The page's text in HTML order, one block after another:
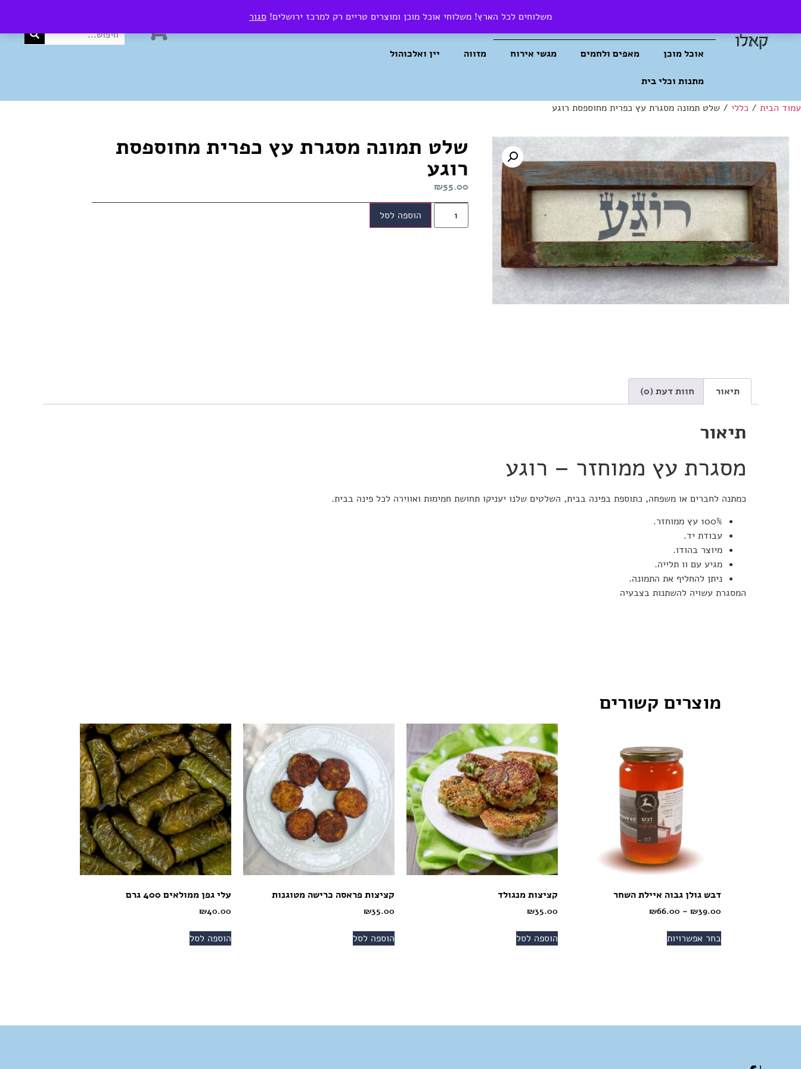
משלוחים לכל הארץ! משלוחי אוכל מוכן ומוצרים טריים רק למרכז ירושלים! סגור
אוכל מוכן מאפים ולחמים מגשי אירוח מזווה יין ואלכוהול
מתנות וכלי בית
עמוד הבית / כללי / שלט תמונה מסגרת עץ כפרית מחוספסת רוגע
שלט תמונה מסגרת עץ כפרית מחוספסת
רוגע
₪55.00
הוספה לסל
תיאור חוות דעת (0)
תיאור
מסגרת עץ ממוחזר – רוגע
כמתנה לחברים או משפחה, כתוספת בפינה בבית, השלטים שלנו יעניקו תחושת חמימות ואווירה לכל פינה בבית.
100% עץ ממוחזר.
עבודת יד.
מיוצר בהודו.
מגיע עם וו תלייה.
ניתן להחליף את התמונה.
המסגרת עשויה להשתנות בצבעיה
מוצרים קשורים
דבש גולן גבוה איילת השחר
₪39.00
–
₪66.00
בחר אפשרויות
קציצות מנגולד
₪35.00
הוספה לסל
קציצות פראסה כרישה מטוגנות
₪35.00
הוספה לסל
עלי גפן ממולאים 400 גרם
₪40.00
הוספה לסל